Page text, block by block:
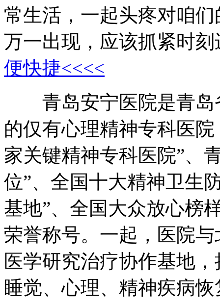
常生活，一起头疼对咱
万一出现，应该抓紧时
便快捷<<<<
青岛安宁医院是青岛
的仅有心理精神专科医
家关键精神专科医院”、
位”、全国十大精神卫生
基地”、全国大众放心榜
荣誉称号。一起，医院
医学研究治疗协作基地
睡觉、心理、精神疾病